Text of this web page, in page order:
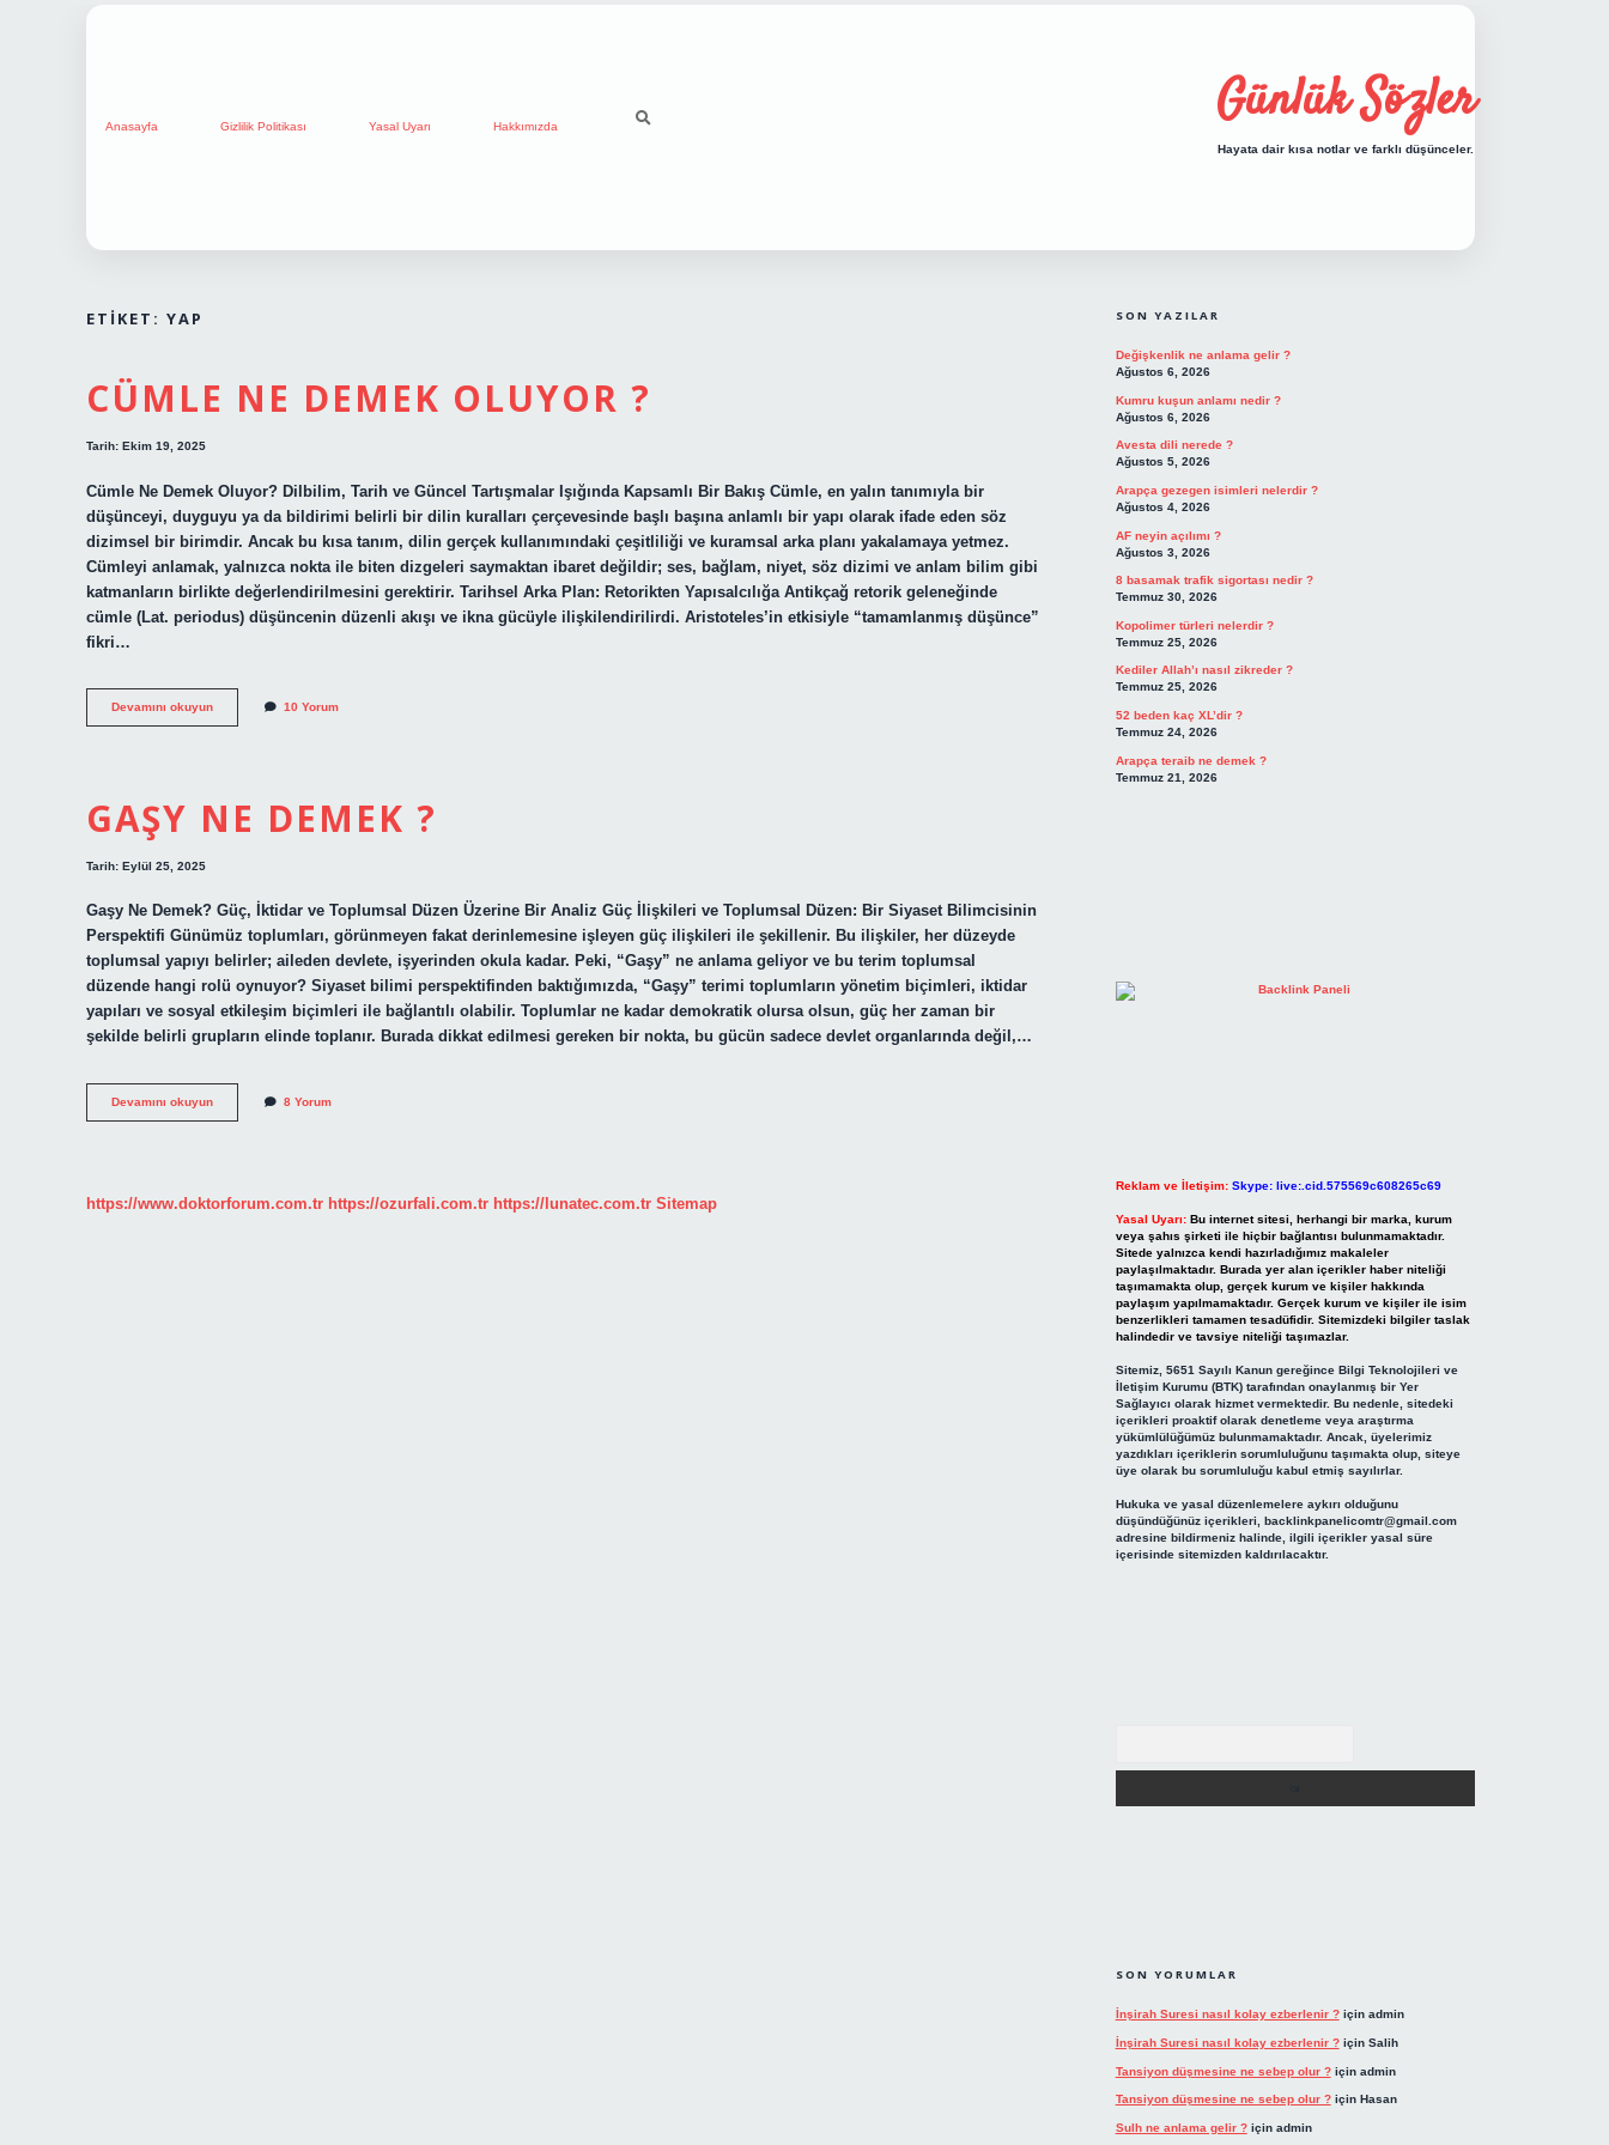
Anasayfa Gizlilik Politikası Yasal Uyarı Hakkımızda Günlük Sözler
Hayata dair kısa notlar ve farklı düşünceler.
ETIKET: YAP
CÜMLE NE DEMEK OLUYOR ?
Tarih: Ekim 19, 2025
Cümle Ne Demek Oluyor? Dilbilim, Tarih ve Güncel Tartışmalar Işığında Kapsamlı Bir Bakış Cümle, en yalın tanımıyla bir
düşünceyi, duyguyu ya da bildirimi belirli bir dilin kuralları çerçevesinde başlı başına anlamlı bir yapı olarak ifade eden söz
dizimsel bir birimdir. Ancak bu kısa tanım, dilin gerçek kullanımındaki çeşitliliği ve kuramsal arka planı yakalamaya yetmez.
Cümleyi anlamak, yalnızca nokta ile biten dizgeleri saymaktan ibaret değildir; ses, bağlam, niyet, söz dizimi ve anlam bilim gibi
katmanların birlikte değerlendirilmesini gerektirir. Tarihsel Arka Plan: Retorikten Yapısalcılığa Antikçağ retorik geleneğinde
cümle (Lat. periodus) düşüncenin düzenli akışı ve ikna gücüyle ilişkilendirilirdi. Aristoteles’in etkisiyle “tamamlanmış düşünce”
fikri…
Devamını okuyunCümle
ne
10 Yorum
GAŞY NE DEMEK ?
Tarih: Eylül 25, 2025
Gaşy Ne Demek? Güç, İktidar ve Toplumsal Düzen Üzerine Bir Analiz Güç İlişkileri ve Toplumsal Düzen: Bir Siyaset Bilimcisinin
Perspektifi Günümüz toplumları, görünmeyen fakat derinlemesine işleyen güç ilişkileri ile şekillenir. Bu ilişkiler, her düzeyde
toplumsal yapıyı belirler; aileden devlete, işyerinden okula kadar. Peki, “Gaşy” ne anlama geliyor ve bu terim toplumsal
düzende hangi rolü oynuyor? Siyaset bilimi perspektifinden baktığımızda, “Gaşy” terimi toplumların yönetim biçimleri, iktidar
yapıları ve sosyal etkileşim biçimleri ile bağlantılı olabilir. Toplumlar ne kadar demokratik olursa olsun, güç her zaman bir
şekilde belirli grupların elinde toplanır. Burada dikkat edilmesi gereken bir nokta, bu gücün sadece devlet organlarında değil,…
Devamını okuyunGaşy
8 Yorum
https://www.doktorforum.com.tr https://ozurfali.com.tr https://lunatec.com.tr Sitemap
SON YAZILAR
Değişkenlik ne anlama gelir ?
Ağustos 6, 2026
Kumru kuşun anlamı nedir ?
Ağustos 6, 2026
Avesta dili nerede ?
Ağustos 5, 2026
Arapça gezegen isimleri nelerdir ?
Ağustos 4, 2026
AF neyin açılımı ?
Ağustos 3, 2026
8 basamak trafik sigortası nedir ?
Temmuz 30, 2026
Kopolimer türleri nelerdir ?
Temmuz 25, 2026
Kediler Allah’ı nasıl zikreder ?
Temmuz 25, 2026
52 beden kaç XL’dir ?
Temmuz 24, 2026
Arapça teraib ne demek ?
Temmuz 21, 2026
Reklam ve İletişim: Skype: live:.cid.575569c608265c69
Yasal Uyarı: Bu internet sitesi, herhangi bir marka, kurum
veya şahıs şirketi ile hiçbir bağlantısı bulunmamaktadır.
Sitede yalnızca kendi hazırladığımız makaleler
paylaşılmaktadır. Burada yer alan içerikler haber niteliği
taşımamakta olup, gerçek kurum ve kişiler hakkında
paylaşım yapılmamaktadır. Gerçek kurum ve kişiler ile isim
benzerlikleri tamamen tesadüfidir. Sitemizdeki bilgiler taslak
halindedir ve tavsiye niteliği taşımazlar.
Sitemiz, 5651 Sayılı Kanun gereğince Bilgi Teknolojileri ve
İletişim Kurumu (BTK) tarafından onaylanmış bir Yer
Sağlayıcı olarak hizmet vermektedir. Bu nedenle, sitedeki
içerikleri proaktif olarak denetleme veya araştırma
yükümlülüğümüz bulunmamaktadır. Ancak, üyelerimiz
yazdıkları içeriklerin sorumluluğunu taşımakta olup, siteye
üye olarak bu sorumluluğu kabul etmiş sayılırlar.
Hukuka ve yasal düzenlemelere aykırı olduğunu
düşündüğünüz içerikleri, backlinkpanelicomtr@gmail.com
adresine bildirmeniz halinde, ilgili içerikler yasal süre
içerisinde sitemizden kaldırılacaktır.
SON YORUMLAR
İnşirah Suresi nasıl kolay ezberlenir ?için admin
İnşirah Suresi nasıl kolay ezberlenir ?için Salih
Tansiyon düşmesine ne sebep olur ?için admin
Tansiyon düşmesine ne sebep olur ?için Hasan
Sulh ne anlama gelir ?için admin